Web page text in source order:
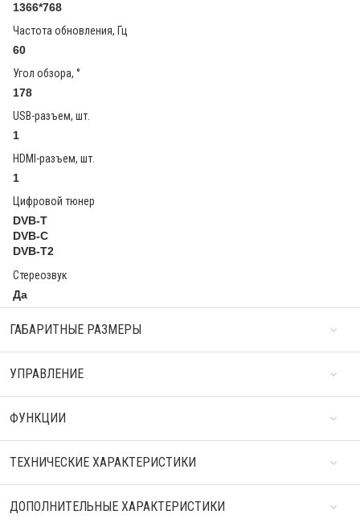
1366*768
Частота обновления, Гц
60
Угол обзора, °
178
USB-разъем, шт.
1
HDMI-разъем, шт.
1
Цифровой тюнер
DVB-T
DVB-C
DVB-T2
Стереозвук
Да
ГАБАРИТНЫЕ РАЗМЕРЫ
УПРАВЛЕНИЕ
ФУНКЦИИ
ТЕХНИЧЕСКИЕ ХАРАКТЕРИСТИКИ
ДОПОЛНИТЕЛЬНЫЕ ХАРАКТЕРИСТИКИ